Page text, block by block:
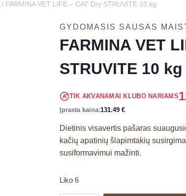
/ FARMINA VET LIFE – CAT Dry STRUVITE 10 kg
GYDOMASIS SAUSAS
FARMINA VET
STRUVITE 10 kg
TIK AKVANAMAI KLUBO NARIAMS
Įprasta kaina:131.49 €
Dietinis visavertis pašaras
kačių apatinių šlapimtakių
susiformavimui mažinti.
Liko 6